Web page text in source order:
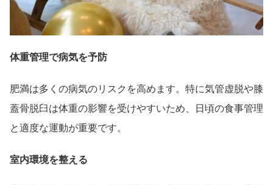
体重管理で病気を予防
肥満は多くの病気のリスクを高めます。特に気管虚脱や膝
蓋骨脱臼は体重の影響を受けやすいため、日頃の食事管理
と適度な運動が重要です。
室内環境を整える